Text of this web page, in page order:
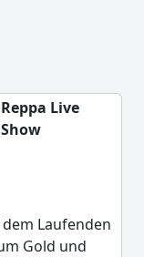
Reppa Live
Show
dem Laufenden
Gold und